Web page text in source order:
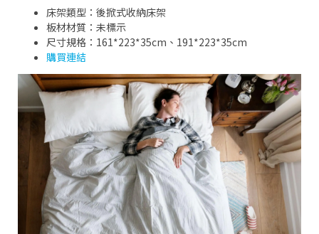
床架類型：後掀式收納床架
板材材質：未標示
尺寸規格：161*223*35cm、191*223*35cm
購買連結